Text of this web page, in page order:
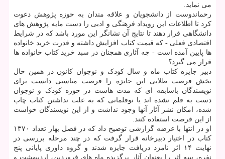
می نماید.
رحماندوست از دانشجویان و علاقه مندان به حوزه پژوهش دعوت
کرد تا اطلاعات این رویداد فرهنگی و ادبی را دست مایه پژوهش های
دانشگاهی قرار دهند تا نتایج آن نشانگر این مورد باشد که در شرایط
اقتصادی فعلی - که قیمت کتاب افزایش داشته و قدرت خرید خانواده
ها پایین آمده است - چه آثاری همچنان در سبد خرید کتاب خانواده ها
قرار می گیرد؟
دبیر جایزه کتاب ماه و سال کودک و نوجوان کانون در همین حال
بخش فرصت طلایی این جایزه را فرصت مناسبی دانست برای
نویسندگان باسابقه ای که مدت هاست در حوزه کودک و نوجوان
دست به قلم نشده اند یا نوقلمانی که به علت نداشتن کتاب چاپ
شده، امکان نشر آثار آنها وجود نداشت و از این نویسندگان خواست
از این فرصت استفاده کنند.
او در انتها با عرضه گزارشی توضیح داد که در فصل بهار تعداد ۱۳۷۰
کتاب در اختیار دبیرخانه قرار گرفت که در چند مرحله بررسی در
نهایت ۱۴ اثر نامزد دریافت جایزه شدند و گروه داوری پایانی پنج
نفره، سه اثر را بعنوان آثار برگزیده ماه های فروردین، اردیبهشت و